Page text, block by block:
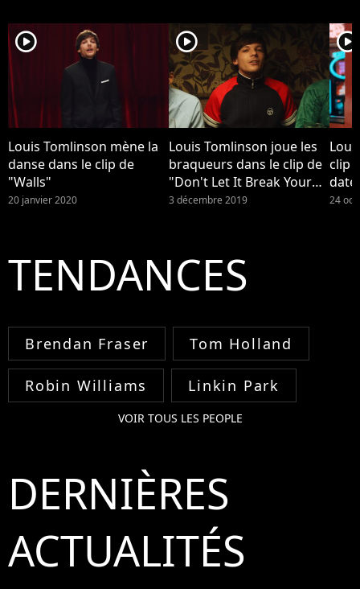
player2
Louis Tomlinson mène la
danse dans le clip de
"Walls"
20 janvier 2020
player2
Louis Tomlinson joue les
braqueurs dans le clip de
"Don't Let It Break Your
Heart"
3 décembre 2019
player2
clip
date
24
TENDANCES
Brendan Fraser Tom Holland
Robin Williams Linkin Park
VOIR TOUS LES PEOPLE
DERNIÈRES
ACTUALITÉS